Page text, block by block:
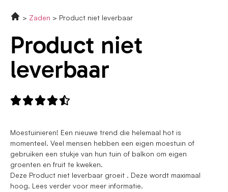
Zaden Product niet leverbaar
Product niet
leverbaar

Moestuinieren! Een nieuwe trend die helemaal hot is
momenteel. Veel mensen hebben een eigen moestuin of
gebruiken een stukje van hun tuin of balkon om eigen
groenten en fruit te kweken.
Deze Product niet leverbaar groeit . Deze wordt maximaal
hoog. Lees verder voor meer informatie.